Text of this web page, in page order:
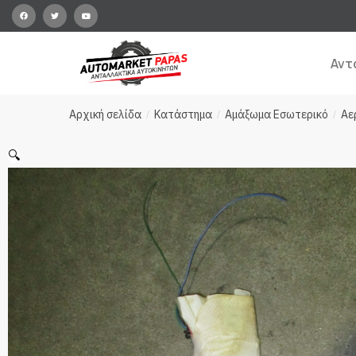
Αρχική σελίδα / Κατάστημα / Αμάξωμα Εσωτερικό /
🔍